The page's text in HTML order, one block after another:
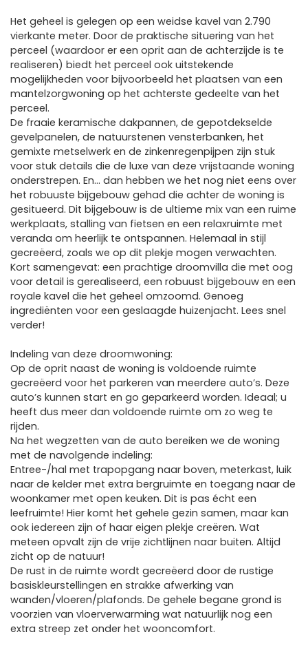
Het geheel is gelegen op een weidse kavel van 2.790
vierkante meter. Door de praktische situering van het
perceel (waardoor er een oprit aan de achterzijde is te
realiseren) biedt het perceel ook uitstekende
mogelijkheden voor bijvoorbeeld het plaatsen van een
mantelzorgwoning op het achterste gedeelte van het
perceel.
De fraaie keramische dakpannen, de gepotdekselde
gevelpanelen, de natuurstenen vensterbanken, het
gemixte metselwerk en de zinkenregenpijpen zijn stuk
voor stuk details die de luxe van deze vrijstaande woning
onderstrepen. En… dan hebben we het nog niet eens over
het robuuste bijgebouw gehad die achter de woning is
gesitueerd. Dit bijgebouw is de ultieme mix van een ruime
werkplaats, stalling van fietsen en een relaxruimte met
veranda om heerlijk te ontspannen. Helemaal in stijl
gecreëerd, zoals we op dit plekje mogen verwachten.
Kort samengevat: een prachtige droomvilla die met oog
voor detail is gerealiseerd, een robuust bijgebouw en een
royale kavel die het geheel omzoomd. Genoeg
ingrediënten voor een geslaagde huizenjacht. Lees snel
verder!
Indeling van deze droomwoning:
Op de oprit naast de woning is voldoende ruimte
gecreëerd voor het parkeren van meerdere auto’s. Deze
auto’s kunnen start en go geparkeerd worden. Ideaal; u
heeft dus meer dan voldoende ruimte om zo weg te
rijden.
Na het wegzetten van de auto bereiken we de woning
met de navolgende indeling:
Entree-/hal met trapopgang naar boven, meterkast, luik
naar de kelder met extra bergruimte en toegang naar de
woonkamer met open keuken. Dit is pas écht een
leefruimte! Hier komt het gehele gezin samen, maar kan
ook iedereen zijn of haar eigen plekje creëren. Wat
meteen opvalt zijn de vrije zichtlijnen naar buiten. Altijd
zicht op de natuur!
De rust in de ruimte wordt gecreëerd door de rustige
basiskleurstellingen en strakke afwerking van
wanden/vloeren/plafonds. De gehele begane grond is
voorzien van vloerverwarming wat natuurlijk nog een
extra streep zet onder het wooncomfort.